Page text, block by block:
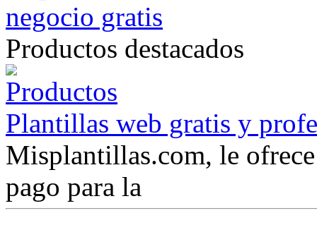
Productos destacados
Plantillas web gratis y
Misplantillas.com, le
pago para la